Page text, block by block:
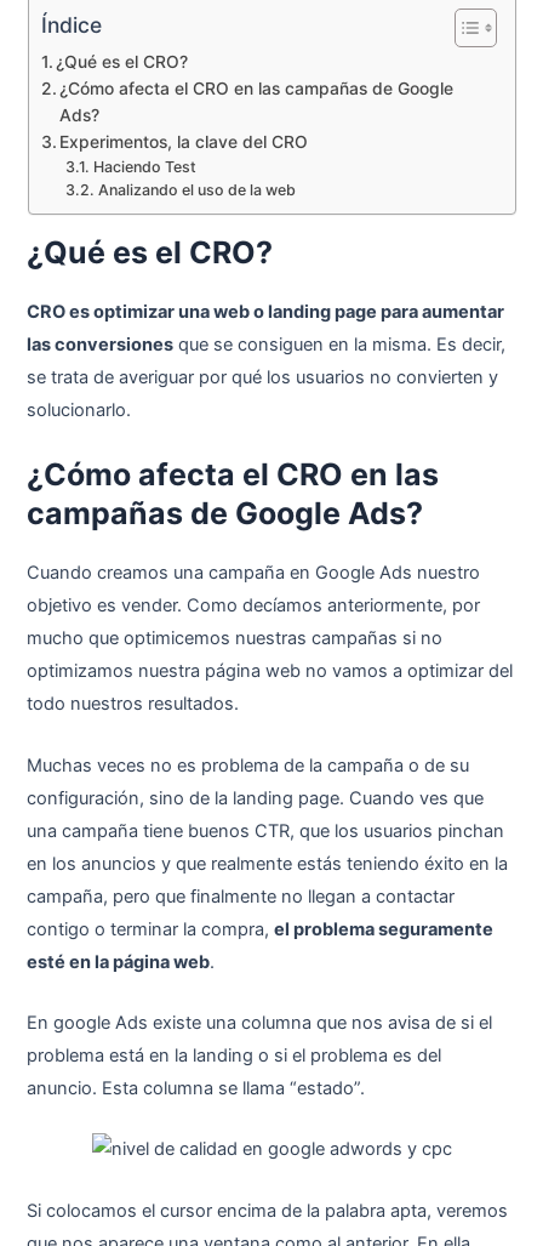
Índice
¿Qué es el CRO?
¿Cómo afecta el CRO en las campañas de Google
Ads?
Experimentos, la clave del CRO
Haciendo Test
Analizando el uso de la web
¿Qué es el CRO?
CRO es optimizar una web o landing page para aumentar
las conversiones que se consiguen en la misma. Es decir,
se trata de averiguar por qué los usuarios no convierten y
solucionarlo.
¿Cómo afecta el CRO en las
campañas de Google Ads?
Cuando creamos una campaña en Google Ads nuestro
objetivo es vender. Como decíamos anteriormente, por
mucho que optimicemos nuestras campañas si no
optimizamos nuestra página web no vamos a optimizar del
todo nuestros resultados.
Muchas veces no es problema de la campaña o de su
configuración, sino de la landing page. Cuando ves que
una campaña tiene buenos CTR, que los usuarios pinchan
en los anuncios y que realmente estás teniendo éxito en la
campaña, pero que finalmente no llegan a contactar
contigo o terminar la compra,el problema seguramente
esté en la página web.
En google Ads existe una columna que nos avisa de si el
problema está en la landing o si el problema es del
anuncio. Esta columna se llama “estado”.
Si colocamos el cursor encima de la palabra apta, veremos